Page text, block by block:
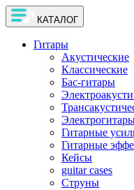
КАТАЛОГ
Гитары
Акустические
Классические
Бас-гитары
Гитарные
Гитарные
Кейсы
guitar cases
Струны